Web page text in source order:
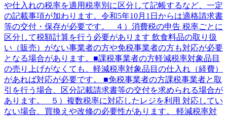
や仕入れの税率を適用税率別に区分して記帳するなど、一定
の記載事項が加わります。令和5年10月1日からは適格請求書
等の交付・保存が必要です。 ４）消費税の申告 税率ごとに
区分して税額計算を行う必要があります 飲食料品の取り扱
い（販売）がない事業者の方や免税事業者の方も対応が必要
となる場合があります。■課税事業者の方軽減税率対象品目
の売り上げがなくても、軽減税率対象品目の仕入れ（経費）
があれば対応が必要です。 ■免税事業者の方課税事業者と取
引を行う場合、区分記載請求書等の交付を求められる場合が
あります。 ５）複数税率に対応したレジを利用 対応してい
ない場合、買換えや改修の必要性があります。 軽減税率対